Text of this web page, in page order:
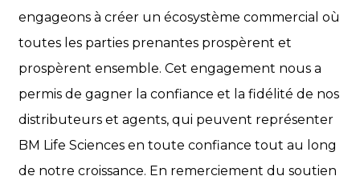
engageons à créer un écosystème commercial où
toutes les parties prenantes prospèrent et
prospèrent ensemble. Cet engagement nous a
permis de gagner la confiance et la fidélité de nos
distributeurs et agents, qui peuvent représenter
BM Life Sciences en toute confiance tout au long
de notre croissance. En remerciement du soutien